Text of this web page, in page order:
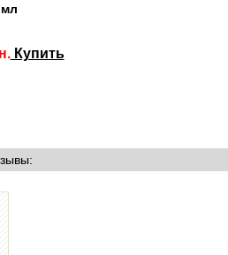
мл
Купить